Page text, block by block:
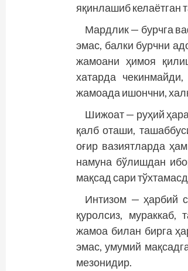
яқинлашиб келаётган
Мардлик — бурчга
эмас, балки бурчни
жамоани ҳимоя
хатарда
жамоада ишончни,
Шижоат — руҳий
қалб оташи,
оғир вазиятларда
намуна бўлишдан
мақсад сари
Интизом — ҳарбий
қуролсиз, мураккаб,
жамоа билан бирга
эмас, умумий
мезонидир.